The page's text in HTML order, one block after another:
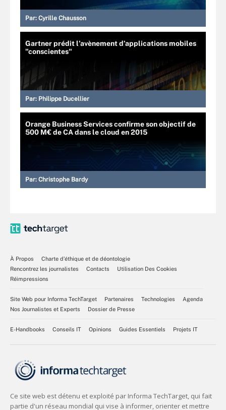
Par: Cyrille Chausson
Gartner prédit l’avènement d’applications mobiles
"conscientes"
Par: Philippe Ducellier
Orange Business Services confirme son objectif de
500 M€ de CA dans le cloud en 2015
Par: Christophe Bardy
À Propos
Charte d’éthique et de déontologie
Rencontrez les journalistes
Contacts
Utilisation Des Cookies
Réimpressions
Site Web pour Informa TechTarget Partenaires Technologies
Agenda
Nos Journalistes et Experts
Dossier de Presse
E-Handbooks Conseils IT Opinions Guides Essentiels Projets IT